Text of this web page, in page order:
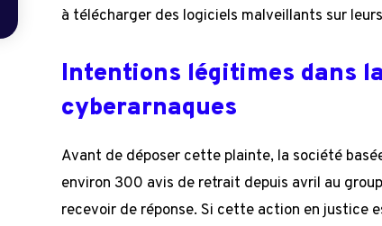
à télécharger des logiciels malveillants sur
Intentions légitimes dans
cyberarnaques
Avant de déposer cette plainte, la société
environ 300 avis de retrait depuis avril au
recevoir de réponse. Si cette action en justice